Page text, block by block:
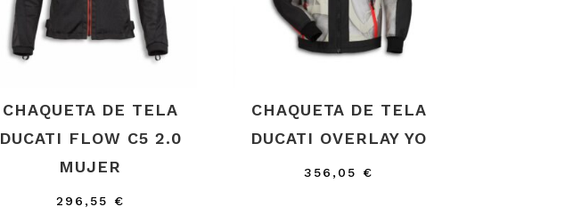
CHAQUETA DE TELA
DUCATI FLOW C5 2.0
MUJER
296,55 €
CHAQUETA DE TELA
DUCATI OVERLAY YO
356,05 €